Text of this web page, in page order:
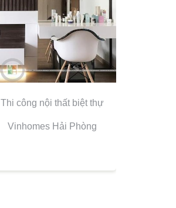
Thi công nội thất biệt thự
Vinhomes Hải Phòng